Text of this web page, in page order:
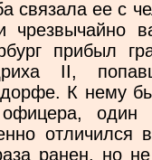
связала ее с
чрезвычайно
прибыл
II,
К нему
один
ранен, но